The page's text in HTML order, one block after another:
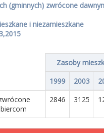
(gminnych) zwrócone
i niezamieszkane
Zasoby
1999
2003
2846 3125